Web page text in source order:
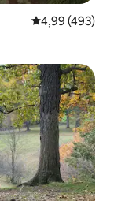
4,99 (493)